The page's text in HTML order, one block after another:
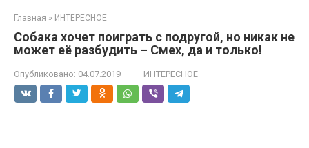
Главная » ИНТЕРЕСНОЕ
Собака хочет поиграть с подругой, но никак не
может её разбудить – Смех, да и только!
Опубликовано: 04.07.2019 ИНТЕРЕСНОЕ